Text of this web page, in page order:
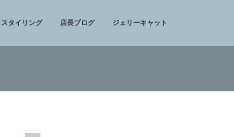
スタイリング 店長ブログ ジェリーキャット